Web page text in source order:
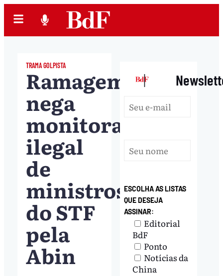
TRAMA GOLPISTA
Ramagem
nega
monitoramento
ilegal
de
ministros
do STF
pela
Abin
|
ESCOLHA AS LISTAS
QUE DESEJA
ASSINAR:
Editorial
BdF
Ponto
Notícias da
China